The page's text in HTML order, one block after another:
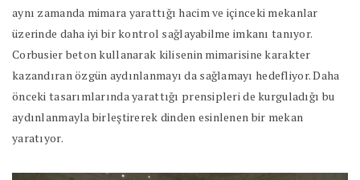
aynı zamanda mimara yarattığı hacim ve içinceki mekanlar
üzerinde daha iyi bir kontrol sağlayabilme imkanı tanıyor.
Corbusier beton kullanarak kilisenin mimarisine karakter
kazandıran özgün aydınlanmayı da sağlamayı hedefliyor. Daha
önceki tasarımlarında yarattığı prensipleri de kurguladığı bu
aydınlanmayla birleştirerek dinden esinlenen bir mekan
yaratıyor.